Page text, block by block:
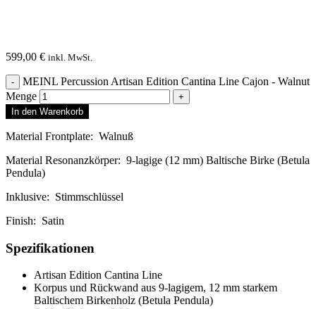
599,00 € inkl. MwSt.
MEINL Percussion Artisan Edition Cantina Line Cajon - Walnut
Menge
In den Warenkorb
Material Frontplate: Walnuß
Material Resonanzkörper: 9-lagige (12 mm) Baltische Birke (Betula
Pendula)
Inklusive: Stimmschlüssel
Finish: Satin
Spezifikationen
Artisan Edition Cantina Line
Korpus und Rückwand aus 9-lagigem, 12 mm starkem
Baltischem Birkenholz (Betula Pendula)